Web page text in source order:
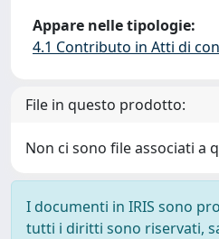
Appare nelle tipologie:
4.1 Contributo in Atti di
File in questo prodotto:
Non ci sono file associati a
I documenti in IRIS sono
tutti i diritti sono riservati,